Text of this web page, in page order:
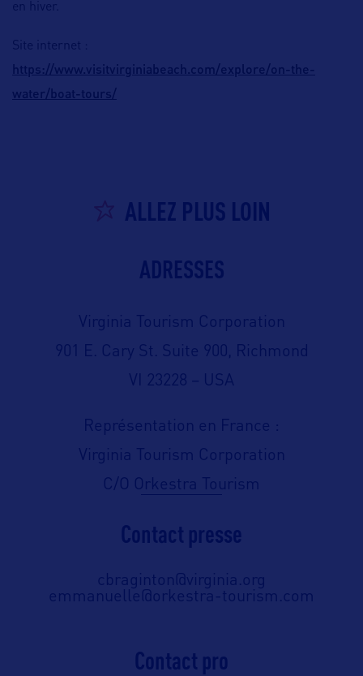
en hiver.
Site internet :
https://www.visitvirginiabeach.com/explore/on-the-
water/boat-tours/
ALLEZ PLUS LOIN
ADRESSES
Virginia Tourism Corporation
901 E. Cary St. Suite 900, Richmond
VI 23228 – USA
Représentation en France :
Virginia Tourism Corporation
C/O Orkestra Tourism
Contact presse
cbraginton@virginia.org
emmanuelle@orkestra-tourism.com
Contact pro